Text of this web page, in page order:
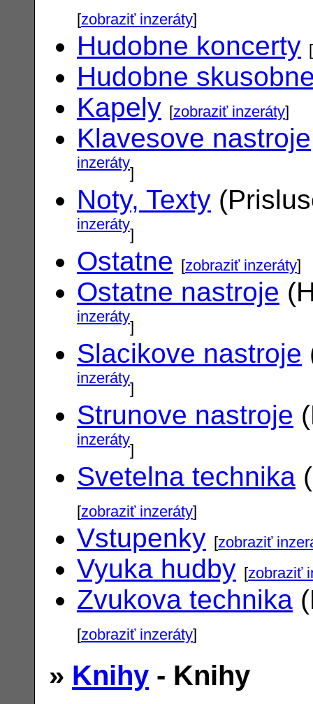
[zobraziť inzeráty]
Hudobne koncerty [
Hudobne
Kapely [zobraziť inzeráty]
Klavesove nastroje
inzeráty]
Noty, Texty
inzeráty]
Ostatne [zobraziť inzeráty]
Ostatne nastroje
inzeráty]
Slacikove nastroje
inzeráty]
Strunove nastroje
inzeráty]
Svetelna technika
[zobraziť inzeráty]
Vstupenky [zobraziť
Vyuka hudby [zobraziť
Zvukova technika
[zobraziť inzeráty]
» Knihy - Knihy